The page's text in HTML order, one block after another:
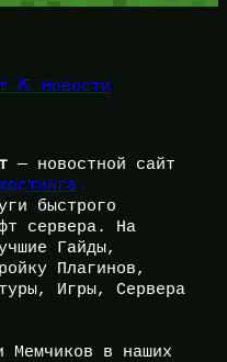
⛏️ Новости
— новостной сайт
быстрого
сервера. На
Гайды,
Плагинов,
Игры, Сервера
Мемчиков в наших